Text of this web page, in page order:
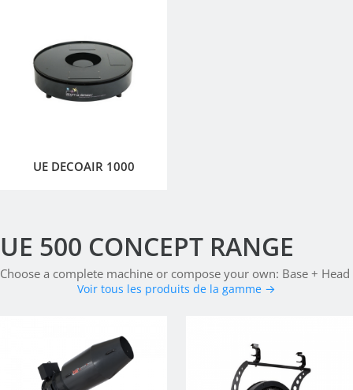
UE DECOAIR 1000
UE 500 CONCEPT RANGE
Choose a complete machine or compose your own: Base + Head
Voir tous les produits de la gamme →